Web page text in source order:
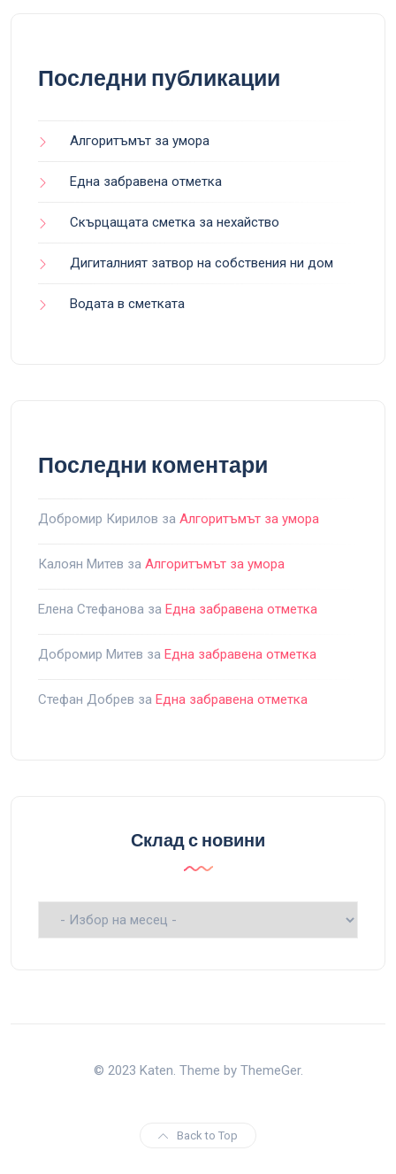
Последни публикации
Алгоритъмът за умора
Една забравена отметка
Скърцащата сметка за нехайство
Дигиталният затвор на собствения ни дом
Водата в сметката
Последни коментари
Добромир Кирилов за Алгоритъмът за умора
Калоян Митев за Алгоритъмът за умора
Елена Стефанова за Една забравена отметка
Добромир Митев за Една забравена отметка
Стефан Добрев за Една забравена отметка
Склад с новини
Склад
© 2023 Katen. Theme by ThemeGer.
Back to Top